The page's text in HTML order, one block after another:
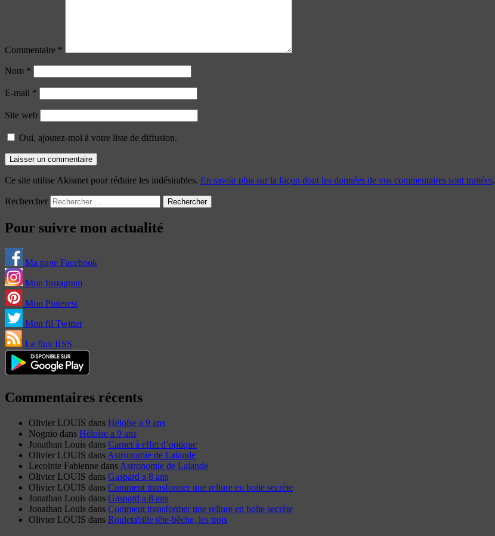
Commentaire *
Nom *
E-mail *
Site web
Oui, ajoutez-moi à votre liste de diffusion.
Ce site utilise Akismet pour réduire les indésirables. En savoir plus sur la façon dont les données de vos commentaires sont traitées.
Rechercher
Pour suivre mon actualité
Ma page Facebook
Mon Instagram
Mon Pinterest
Mon fil Twitter
Le flux RSS
Commentaires récents
Olivier LOUIS dans Héloïse a 9 ans
Nognio dans Héloïse a 9 ans
Jonathan Louis dans Carnet à effet d’optique
Olivier LOUIS dans Astronomie de Lalande
Lecointe Fabienne dans Astronomie de Lalande
Olivier LOUIS dans Gaspard a 8 ans
Olivier LOUIS dans Comment transformer une reliure en boite secrète
Jonathan Louis dans Gaspard a 8 ans
Jonathan Louis dans Comment transformer une reliure en boite secrète
Olivier LOUIS dans Rouletabille tête-bêche, les trois